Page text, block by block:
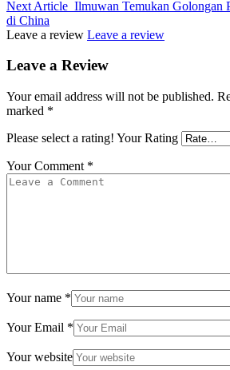
Next Article Ilmuwan Temukan Golongan
di China
Leave a review Leave a review
Leave a Review
Your email address will not be published.
marked *
Please select a rating! Your Rating
Your Comment *
Your name *
Your Email *
Your website